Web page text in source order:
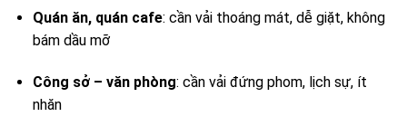
Quán ăn, quán cafe: cần vải thoáng mát, dễ giặt, không
bám dầu mỡ
Công sở – văn phòng: cần vải đứng phom, lịch sự, ít
nhăn